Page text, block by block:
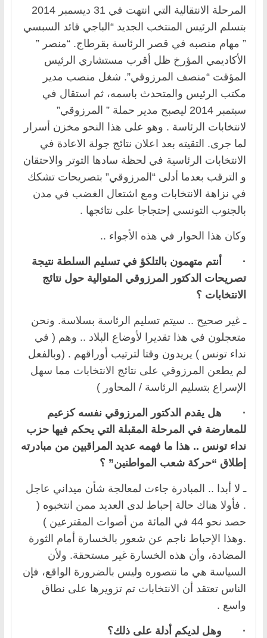
المرحلة الانتقالية التي انتهت في 31 ديسمبر 2014
بتسلم الرئيس المنتخب الجديد “الباجي قائد السبسي
” مهام منصبه في قصر الرئاسة بقرطاج. “منصر ”
الأكاديمي المؤرخ ظل أقرب مستشاري الرئيس
المؤقت “منصف المرزوقي”. شغل منصب مدير
مكتب الرئيس والمتحدث باسمه، ثم استقال في
سبتمبر 2014 ليصبح مدير حملة ” المرزوقي”
لانتخابات الرئاسة . وهو على هذا النحو مخزن أسرار
لما جرى. التقيته بعد اعلان نتائج جولة الاعادة في
الانتخابات الرئاسية في لحظة سادها التوتر والاحتقان
و الترقب بعدما أدلى “المرزوقي” بتصريحات تشكك
في نزاهة الانتخابات ومع اشتعال الغضب في مدن
بالجنوب التونسي إحتجاجا على نتائجها .
وكان هذا الحوار في هذه الأجواء ..
·
أنتم متهمون بالتلكؤ في تسليم السلطة نتيجة
تصريحات الدكتور المرزوقي المتوالية حول نتائج
الانتخابات ؟
ـ غير صحيح .. سيتم تسليم الرئاسة بسلاسة. ونحن
متعجلون في هذا تقديرا لأوضاع البلاد .. وهم ( في
نداء تونس ) يريدون وقتا لترتيب أوراقهم . (وبالفعل
لم يطعن المرزوقي على نتائج الانتخابات مما سهل
الإسراع بتسليم الرئاسة / المحاور )
· هل يقدم الدكتور المرزوقي نفسه كزعيم
للمعارضة في المرحلة المقبلة التي يحكم فيها حزب
نداء تونس .. هذا ما فهمه عديد المراقبين من مبادرته
إطلاق “حركة شعب المواطنين” ؟
ـ لا أبدا .. المبادرة جاءت لمعالجة شأن ميداني عاجل
. فأولا هناك حالة إحباط لدى العديد ممن انتخبوه (
حصد نحو 44 في المائة من أصوات المقترعين )
.وهذا الإحباط ناجم عن شعور بالخسارة أمام الثورة
المضادة، وأن هذه الخسارة غير مستحقة. ولأن
السياسة هي ما نتصوره وليس بالضرورة الواقع، فإن
الناس تعتقد أن الانتخابات تم تزويرها على نطاق
واسع .
· وهل لديكم أدلة على ذلك؟